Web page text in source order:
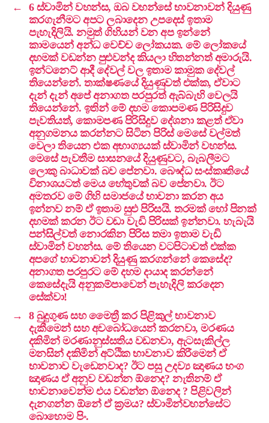
←
6 ස්වාමින් වහන්ස, ඔබ වහන්සේ භාවනාවන් දියුණු
කරගැනීමට අපට ලබාදෙන උපදෙස් ඉතාම
පැහැදිලියි. නමුත් ගිහියන් වන අප ඉන්නේ
කාමයෙන් අන්ධ වෙච්ච ලෝකයක. මේ ලෝකයේ
දහමක් වඩන්න පුළුවන්ද කියලා හිතන්නත් අමාරුයි.
ඉන්ටනෙට් ආදී දේවල් වල ඉතාම කාමුක දේවල්
තියෙන්නේ. තාක්ෂණයේ දියුණුවත් එක්ක, ඒවාට
දැන් දැන් අපේ අනාගත පරපුරත් ඇබ්බැහි වෙලයි
තියෙන්නේ. ඉතින් මේ දහම කොපමණ පිරිසිදුව
පැවතියත්, කොමපණ පිරිසිදුව දේශනා කළත් ඒවා
අනුගමනය කරන්නට සිටින පිරිස් මෙසේ වල්මත්
වෙලා තියෙන එක අභාග්‍යයක් ස්වාමින් වහන්ස.
මෙසේ පැවතීම සාසනයේ දියුණුවට, බැබලීමට
ලොකු බාධාවක් බව පේනවා. බෞද්ධ සංස්කෘතියේ
විනාශයටත් මෙය හේතුවක් බව පේනවා. ඊට
අමතරව මේ ගිහි සමාජයේ භාවනා කරන අය
ඉන්නව නම් ඒ ඉතාම සුළු පිරිසයි. තරමක් හෝ පිනක්
දහමක් කරන ඊට වඩා වැඩි පිරිසක් ඉන්නවා. හැබැයි
පන්සිල්වත් නොරකින පිරිස තමා ඉතාම වැඩි
ස්වාමින් වහන්ස. මේ තියෙන වටපිටාවත් එක්ක
අපගේ භාවනාවන් දියුණු කරගන්නේ කෙසේද?
අනාගත පරපුරට මේ දහම දායාද කරන්නේ
කෙසේදැයි අනුකම්පාවෙන් පැහැදිලි කරදෙන
සේක්වා!
→
8 බුදුගුණ සහ මෛත්‍රී කර පිළිකුල් භාවනාව
දැකීමෙන් සහ අවබෝධයෙන් කරනවා, මරණය
දකිමින් මරණානුස්සතිය වඩනවා, ඇටසැකිල්ල
මනසින් දකිමින් අට්ඨික භාවනාව කිරීමෙන් ඒ
භාවනාව වැඩෙනවාද? ඊට පසු උදව්‍ය ඤාණය භංග
ඤාණය ඒ අනුව වඩන්න ඕනෙද? නැතිනම් ඒ
භාවනාවෙන්ම එය වඩන්න ඕනෙද ? පිළිවලින්
දැනගන්න ඕනේ ඒ ක්‍රමය? ස්වාමින්වහන්සේට
බොහොම පිං.